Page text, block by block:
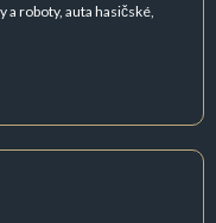
roboty, auta hasičské,